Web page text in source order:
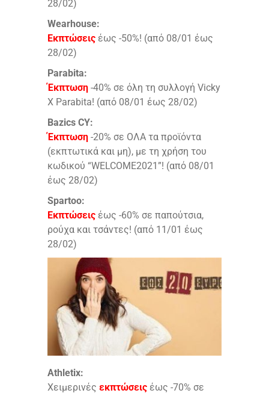
28/02)
Wearhouse:
Εκπτώσεις έως -50%! (από 08/01 έως
28/02)
Parabita:
Έκπτωση -40% σε όλη τη συλλογή Vicky
X Parabita! (από 08/01 έως 28/02)
Bazics CY:
Έκπτωση -20% σε ΟΛΑ τα προϊόντα
(εκπτωτικά και μη), με τη χρήση του
κωδικού “WELCOME2021”! (από 08/01
έως 28/02)
Spartoo:
Εκπτώσεις έως -60% σε παπούτσια,
ρούχα και τσάντες! (από 11/01 έως
28/02)
Athletix:
Χειμερινές εκπτώσεις έως -70% σε